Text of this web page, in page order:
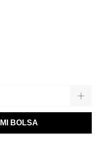
BOLSA